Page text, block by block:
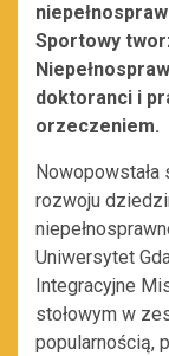
Sportowy
doktoranci i
orzeczeniem.
rozwoju
Uniwersytet
Integracyjne
stołowym w
popularnością,